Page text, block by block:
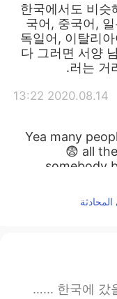
한국에서도 비슷
국어, 중국어,
독일어, 이탈리
다 그러면 서양
러는 거
2020.08.14 13:22
Yea many
😨 all
somebody
2020.08.14 13:22
오늘 저 제 컴플렉스에 대해 말할 거예요.. 저는무